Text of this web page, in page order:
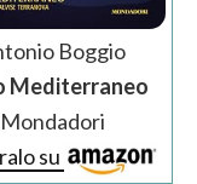
Boggio
Mediterraneo
Mondadori
su